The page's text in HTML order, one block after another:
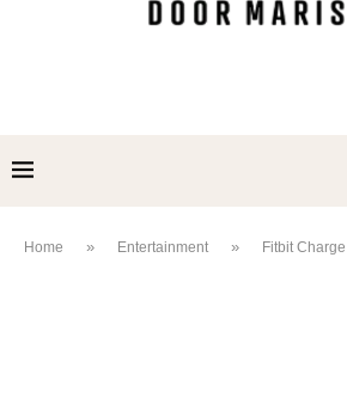
Home » Entertainment » Fitbit